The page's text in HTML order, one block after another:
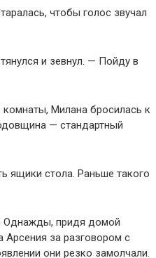
чтобы голос звучал
и зевнул. — Пойду в
Милана бросилась к
— стандартный
ящики стола. Раньше такого
Однажды, придя домой
Арсения за разговором с
они резко замолчали.